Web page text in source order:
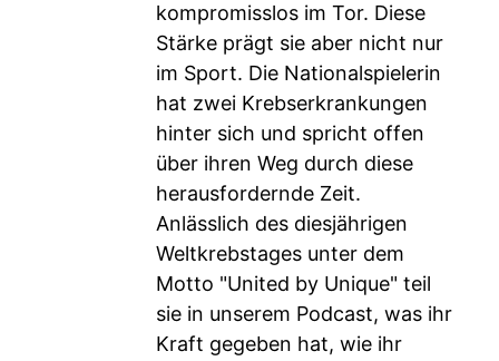
kompromisslos im Tor. Diese
Stärke prägt sie aber nicht nur
im Sport. Die Nationalspielerin
hat zwei Krebserkrankungen
hinter sich und spricht offen
über ihren Weg durch diese
herausfordernde Zeit.
Anlässlich des diesjährigen
Weltkrebstages unter dem
Motto "United by Unique" teil
sie in unserem Podcast, was ihr
Kraft gegeben hat, wie ihr